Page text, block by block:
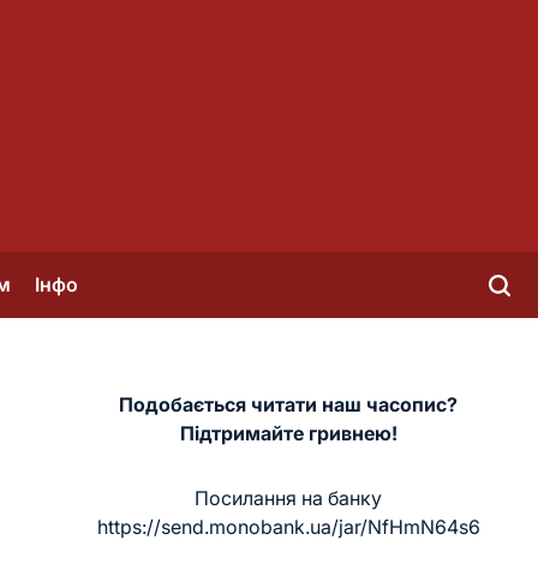
Інфо
Подобається читати наш часопис?
Підтримайте гривнею!
Посилання на банку
https://send.monobank.ua/jar/NfHmN64s6